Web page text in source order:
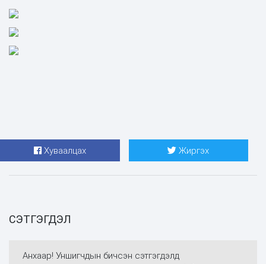
Хуваалцах Жиргэх
СЭТГЭГДЭЛ
Анхаар! Уншигчдын бичсэн сэтгэгдэлд